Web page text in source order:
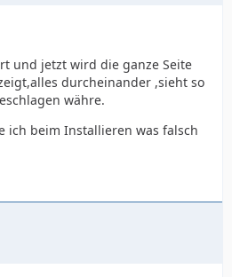
und jetzt wird die ganze Seite
durcheinander ,sieht so
währe.
ich beim Installieren was falsch